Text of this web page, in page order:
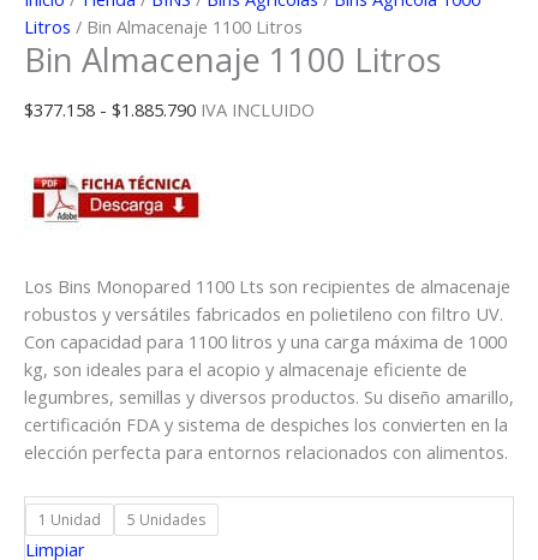
Litros / Bin Almacenaje 1100 Litros
Bin Almacenaje 1100 Litros
$377.158 - $1.885.790Rango
desde
$377.158
IVA INCLUIDO
Los Bins Monopared 1100 Lts son recipientes de almacenaje
robustos y versátiles fabricados en polietileno con filtro UV.
Con capacidad para 1100 litros y una carga máxima de 1000
kg, son ideales para el acopio y almacenaje eficiente de
legumbres, semillas y diversos productos. Su diseño amarillo,
certificación FDA y sistema de despiches los convierten en la
elección perfecta para entornos relacionados con alimentos.
1 Unidad 5 Unidades
Limpiar